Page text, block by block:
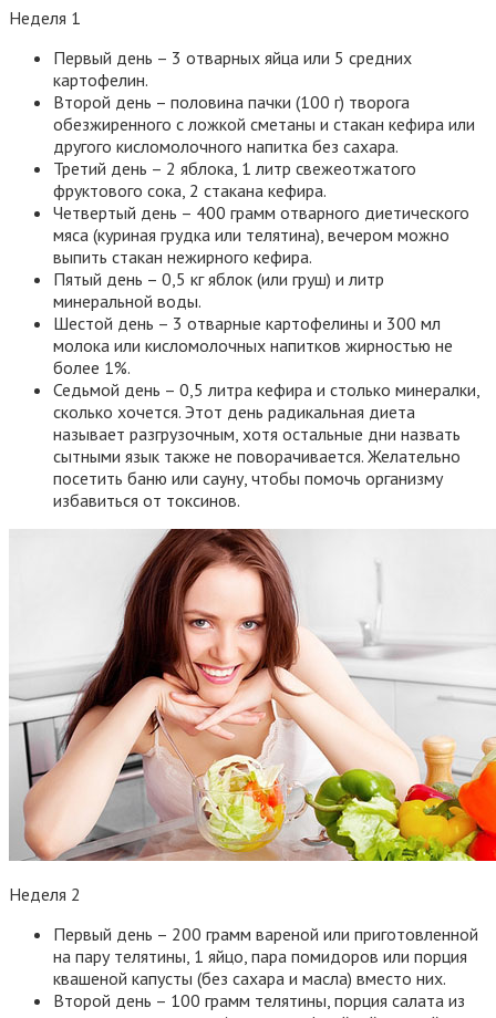
Неделя 1
Первый день – 3 отварных яйца или 5 средних
картофелин.
Второй день – половина пачки (100 г) творога
обезжиренного с ложкой сметаны и стакан кефира или
другого кисломолочного напитка без сахара.
Третий день – 2 яблока, 1 литр свежеотжатого
фруктового сока, 2 стакана кефира.
Четвертый день – 400 грамм отварного диетического
мяса (куриная грудка или телятина), вечером можно
выпить стакан нежирного кефира.
Пятый день – 0,5 кг яблок (или груш) и литр
минеральной воды.
Шестой день – 3 отварные картофелины и 300 мл
молока или кисломолочных напитков жирностью не
более 1%.
Седьмой день – 0,5 литра кефира и столько минералки,
сколько хочется. Этот день радикальная диета
называет разгрузочным, хотя остальные дни назвать
сытными язык также не поворачивается. Желательно
посетить баню или сауну, чтобы помочь организму
избавиться от токсинов.
Неделя 2
Первый день – 200 грамм вареной или приготовленной
на пару телятины, 1 яйцо, пара помидоров или порция
квашеной капусты (без сахара и масла) вместо них.
Второй день – 100 грамм телятины, порция салата из